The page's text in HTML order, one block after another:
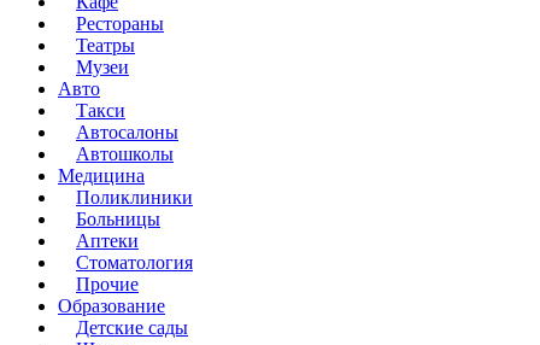
Рестораны
Театры
Музеи
Авто
Такси
Автосалоны
Автошколы
Медицина
Поликлиники
Больницы
Аптеки
Стоматология
Прочие
Образование
Детские сады